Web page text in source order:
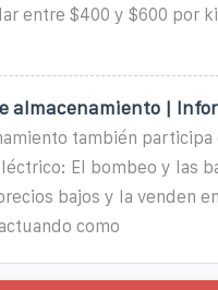
entre $400 y $600 por
almacenamiento |
también participa
El bombeo y las
bajos y la venden
como